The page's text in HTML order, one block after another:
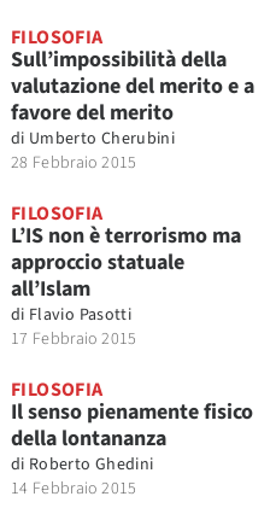
FILOSOFIA
Sull’impossibilità della
valutazione del merito e a
favore del merito
di Umberto Cherubini
28 Febbraio 2015
FILOSOFIA
L’IS non è terrorismo ma
approccio statuale
all’Islam
di Flavio Pasotti
17 Febbraio 2015
FILOSOFIA
Il senso pienamente fisico
della lontananza
di Roberto Ghedini
14 Febbraio 2015